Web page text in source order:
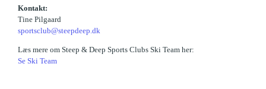
Kontakt:
Tine Pilgaard
sportsclub@steepdeep.dk
Læs mere om Steep & Deep Sports Clubs Ski Team her:
Se Ski Team